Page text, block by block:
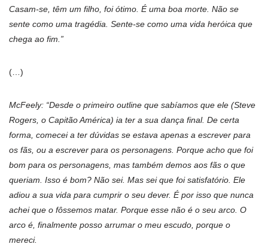
Casam-se, têm um filho, foi ótimo. É uma boa morte. Não se
sente como uma tragédia. Sente-se como uma vida heróica que
chega ao fim.”
(…)
McFeely: “Desde o primeiro outline que sabíamos que ele (Steve
Rogers, o Capitão América) ia ter a sua dança final. De certa
forma, comecei a ter dúvidas se estava apenas a escrever para
os fãs, ou a escrever para os personagens. Porque acho que foi
bom para os personagens, mas também demos aos fãs o que
queriam. Isso é bom? Não sei. Mas sei que foi satisfatório. Ele
adiou a sua vida para cumprir o seu dever. É por isso que nunca
achei que o fôssemos matar. Porque esse não é o seu arco. O
arco é, finalmente posso arrumar o meu escudo, porque o
mereci.